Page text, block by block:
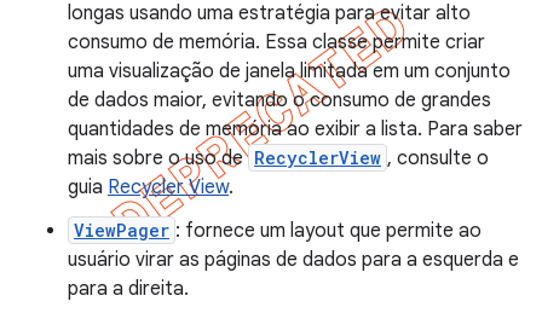
longas usando uma estratégia para evitar alto
consumo de memória. Essa classe permite criar
uma visualização de janela limitada em um conjunto
de dados maior, evitando o consumo de grandes
quantidades de memória ao exibir a lista. Para saber
mais sobre o uso de RecyclerView , consulte o
guia Recycler View.
ViewPager : fornece um layout que permite ao
usuário virar as páginas de dados para a esquerda e
para a direita.